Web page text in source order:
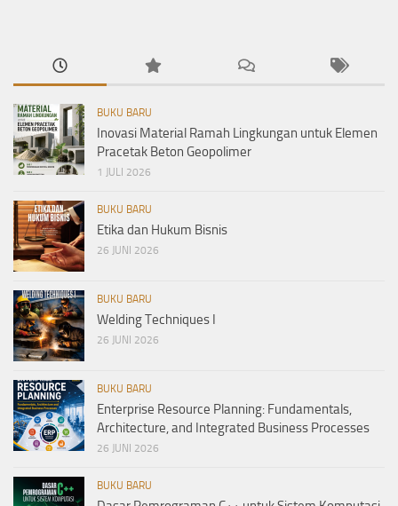
BUKU BARU
Inovasi Material Ramah Lingkungan untuk Elemen
Pracetak Beton Geopolimer
1 JULI 2026
BUKU BARU
Etika dan Hukum Bisnis
26 JUNI 2026
BUKU BARU
Welding Techniques I
26 JUNI 2026
BUKU BARU
Enterprise Resource Planning: Fundamentals,
Architecture, and Integrated Business Processes
26 JUNI 2026
BUKU BARU